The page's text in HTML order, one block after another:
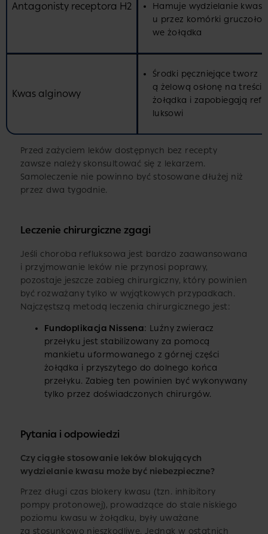
Antagonisty receptora H2
Hamuje wydzielanie kwas
u przez komórki gruczoło
we żołądka
Kwas alginowy
Środki pęczniejące tworz
ą żelową osłonę na treści
żołądka i zapobiegają ref
luksowi
Przed zażyciem leków dostępnych bez recepty
zawsze należy skonsultować się z lekarzem.
Samoleczenie nie powinno być stosowane dłużej niż
przez dwa tygodnie.
Leczenie chirurgiczne zgagi
Jeśli choroba refluksowa jest bardzo zaawansowana
i przyjmowanie leków nie przynosi poprawy,
pozostaje jeszcze zabieg chirurgiczny, który powinien
być rozważany tylko w wyjątkowych przypadkach.
Najczęstszą metodą leczenia chirurgicznego jest:
Fundoplikacja Nissena: Luźny zwieracz
przełyku jest stabilizowany za pomocą
mankietu uformowanego z górnej części
żołądka i przyszytego do dolnego końca
przełyku. Zabieg ten powinien być wykonywany
tylko przez doświadczonych chirurgów.
Pytania i odpowiedzi
Czy ciągłe stosowanie leków blokujących
wydzielanie kwasu może być niebezpieczne?
Przez długi czas blokery kwasu (tzn. inhibitory
pompy protonowej), prowadzące do stale niskiego
poziomu kwasu w żołądku, były uważane
za stosunkowo nieszkodliwe. Jednak w ostatnich